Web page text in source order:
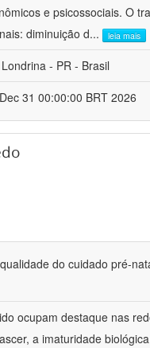
e psicossociais. O
diminuição d... leia mais
- PR - Brasil
31 00:00:00 BRT 2026
do cuidado pré-
ocupam destaque nas
a imaturidade